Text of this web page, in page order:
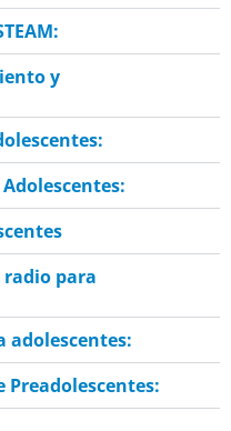
y
radio para
adolescentes:
Preadolescentes: